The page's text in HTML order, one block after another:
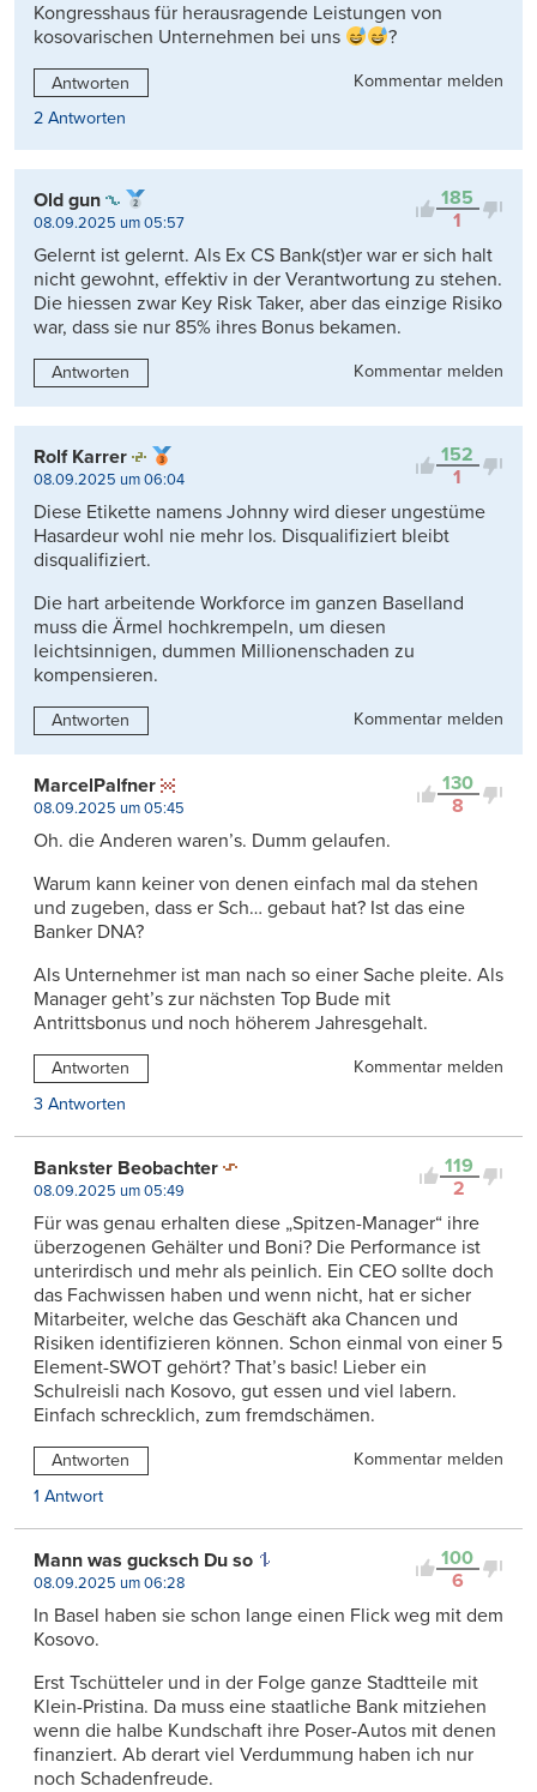
Kongresshaus für herausragende Leistungen von
kosovarischen Unternehmen bei uns
?
Antworten
Kommentar melden
2 Antworten
185
1
Old gun
08.09.2025 um 05:57
Gelernt ist gelernt. Als Ex CS Bank(st)er war er sich halt
nicht gewohnt, effektiv in der Verantwortung zu stehen.
Die hiessen zwar Key Risk Taker, aber das einzige Risiko
war, dass sie nur 85% ihres Bonus bekamen.
Antworten Kommentar melden
152
1
Rolf Karrer
08.09.2025 um 06:04
Diese Etikette namens Johnny wird dieser ungestüme
Hasardeur wohl nie mehr los. Disqualifiziert bleibt
disqualifiziert.
Die hart arbeitende Workforce im ganzen Baselland
muss die Ärmel hochkrempeln, um diesen
leichtsinnigen, dummen Millionenschaden zu
kompensieren.
Antworten Kommentar melden
130
8
MarcelPalfner
08.09.2025 um 05:45
Oh. die Anderen waren’s. Dumm gelaufen.
Warum kann keiner von denen einfach mal da stehen
und zugeben, dass er Sch… gebaut hat? Ist das eine
Banker DNA?
Als Unternehmer ist man nach so einer Sache pleite. Als
Manager geht’s zur nächsten Top Bude mit
Antrittsbonus und noch höherem Jahresgehalt.
Antworten
Kommentar melden
3 Antworten
119
2
Bankster Beobachter
08.09.2025 um 05:49
Für was genau erhalten diese „Spitzen-Manager“ ihre
überzogenen Gehälter und Boni? Die Performance ist
unterirdisch und mehr als peinlich. Ein CEO sollte doch
das Fachwissen haben und wenn nicht, hat er sicher
Mitarbeiter, welche das Geschäft aka Chancen und
Risiken identifizieren können. Schon einmal von einer 5
Element-SWOT gehört? That’s basic! Lieber ein
Schulreisli nach Kosovo, gut essen und viel labern.
Einfach schrecklich, zum fremdschämen.
Antworten
Kommentar melden
1 Antwort
100
6
Mann was gucksch Du so
08.09.2025 um 06:28
In Basel haben sie schon lange einen Flick weg mit dem
Kosovo.
Erst Tschütteler und in der Folge ganze Stadtteile mit
Klein-Pristina. Da muss eine staatliche Bank mitziehen
wenn die halbe Kundschaft ihre Poser-Autos mit denen
finanziert. Ab derart viel Verdummung haben ich nur
noch Schadenfreude.